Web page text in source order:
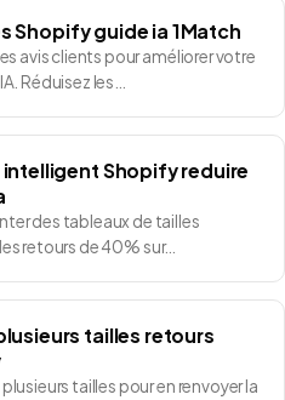
Shopify guide ia 1Match
avis clients pour améliorer votre
Réduisez les…
Shopify reduire
des tableaux de tailles
retours de 40% sur…
tailles retours
tailles pour en renvoyer la